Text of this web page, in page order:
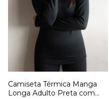
Camiseta Térmica Manga
Longa Adulto Preta com